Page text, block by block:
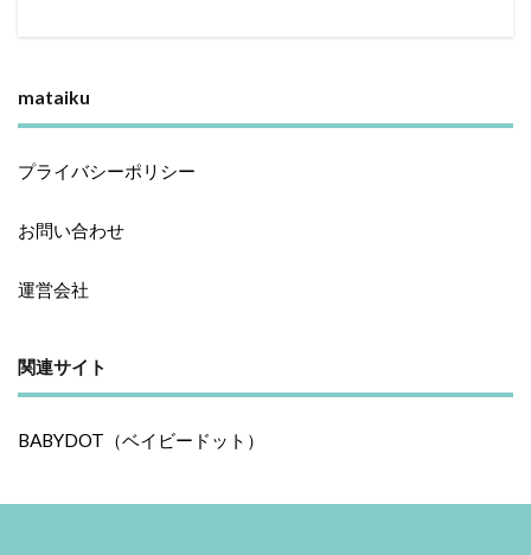
mataiku
プライバシーポリシー
お問い合わせ
運営会社
関連サイト
BABYDOT（ベイビードット）